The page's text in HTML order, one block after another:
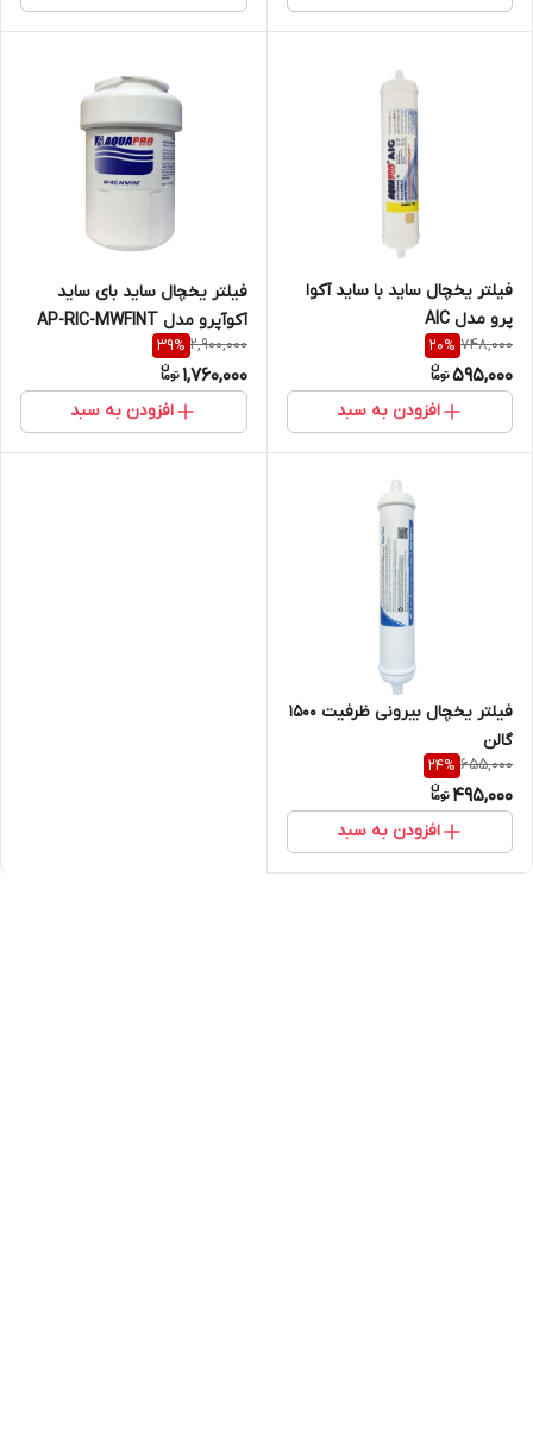
فیلتر یخچال ساید با ساید آکوا
پرو مدل AIC
748,000
20%
595,000
افزودن به سبد
فیلتر یخچال ساید بای ساید
آکوآپرو مدل AP-RIC-MWFINT
2,900,000
39%
1,760,000
افزودن به سبد
فیلتر یخچال بیرونی ظرفیت 1500
گالن
655,000
24%
495,000
افزودن به سبد